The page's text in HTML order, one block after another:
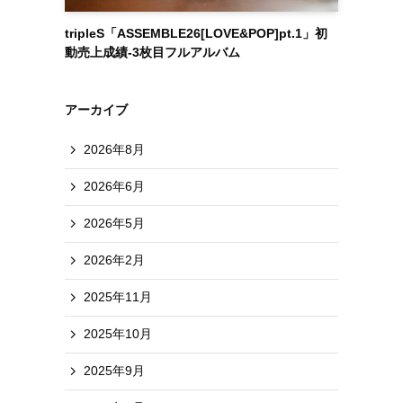
tripleS「ASSEMBLE26[LOVE&POP]pt.1」初
動売上成績-3枚目フルアルバム
アーカイブ
2026年8月
2026年6月
2026年5月
2026年2月
2025年11月
2025年10月
2025年9月